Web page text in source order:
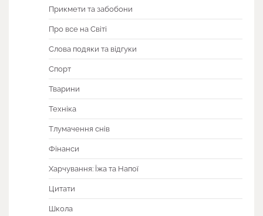
Прикмети та забобони
Про все на Світі
Слова подяки та відгуки
Спорт
Тварини
Техніка
Тлумачення снів
Фінанси
Харчування: Їжа та Напої
Цитати
Школа